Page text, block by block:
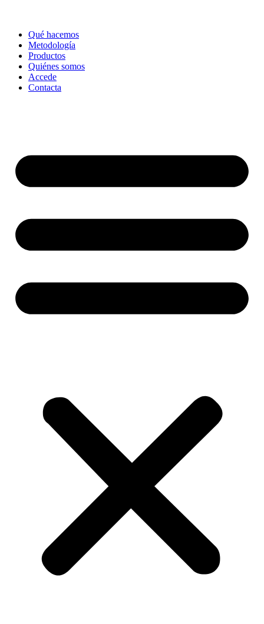
Qué hacemos
Metodología
Productos
Quiénes somos
Accede
Contacta